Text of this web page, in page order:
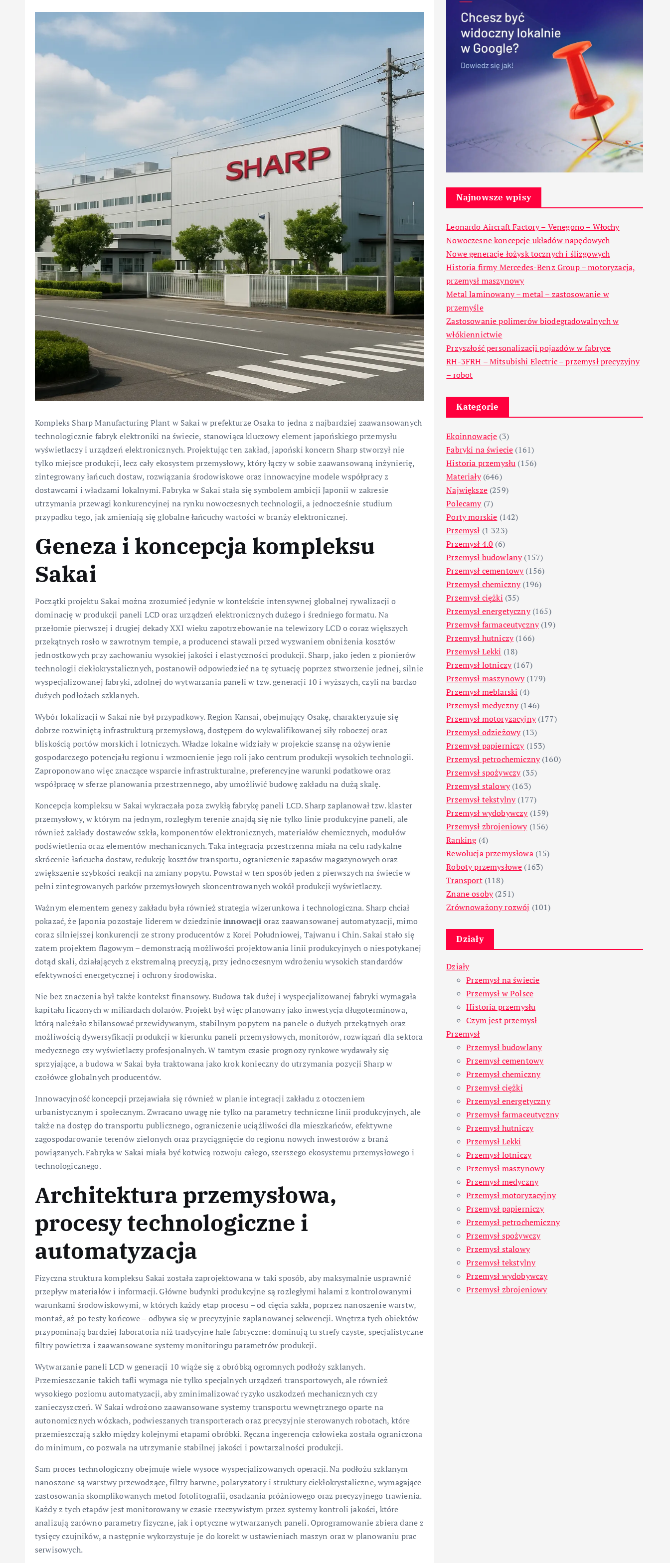
Kompleks Sharp Manufacturing Plant w Sakai w prefekturze Osaka to jedna z najbardziej zaawansowanych
technologicznie fabryk elektroniki na świecie, stanowiąca kluczowy element japońskiego przemysłu
wyświetlaczy i urządzeń elektronicznych. Projektując ten zakład, japoński koncern Sharp stworzył nie
tylko miejsce produkcji, lecz cały ekosystem przemysłowy, który łączy w sobie zaawansowaną inżynierię,
zintegrowany łańcuch dostaw, rozwiązania środowiskowe oraz innowacyjne modele współpracy z
dostawcami i władzami lokalnymi. Fabryka w Sakai stała się symbolem ambicji Japonii w zakresie
utrzymania przewagi konkurencyjnej na rynku nowoczesnych technologii, a jednocześnie studium
przypadku tego, jak zmieniają się globalne łańcuchy wartości w branży elektronicznej.
Geneza i koncepcja kompleksu
Sakai
Początki projektu Sakai można zrozumieć jedynie w kontekście intensywnej globalnej rywalizacji o
dominację w produkcji paneli LCD oraz urządzeń elektronicznych dużego i średniego formatu. Na
przełomie pierwszej i drugiej dekady XXI wieku zapotrzebowanie na telewizory LCD o coraz większych
przekątnych rosło w zawrotnym tempie, a producenci stawali przed wyzwaniem obniżenia kosztów
jednostkowych przy zachowaniu wysokiej jakości i elastyczności produkcji. Sharp, jako jeden z pionierów
technologii ciekłokrystalicznych, postanowił odpowiedzieć na tę sytuację poprzez stworzenie jednej, silnie
wyspecjalizowanej fabryki, zdolnej do wytwarzania paneli w tzw. generacji 10 i wyższych, czyli na bardzo
dużych podłożach szklanych.
Wybór lokalizacji w Sakai nie był przypadkowy. Region Kansai, obejmujący Osakę, charakteryzuje się
dobrze rozwiniętą infrastrukturą przemysłową, dostępem do wykwalifikowanej siły roboczej oraz
bliskością portów morskich i lotniczych. Władze lokalne widziały w projekcie szansę na ożywienie
gospodarczego potencjału regionu i wzmocnienie jego roli jako centrum produkcji wysokich technologii.
Zaproponowano więc znaczące wsparcie infrastrukturalne, preferencyjne warunki podatkowe oraz
współpracę w sferze planowania przestrzennego, aby umożliwić budowę zakładu na dużą skalę.
Koncepcja kompleksu w Sakai wykraczała poza zwykłą fabrykę paneli LCD. Sharp zaplanował tzw. klaster
przemysłowy, w którym na jednym, rozległym terenie znajdą się nie tylko linie produkcyjne paneli, ale
również zakłady dostawców szkła, komponentów elektronicznych, materiałów chemicznych, modułów
podświetlenia oraz elementów mechanicznych. Taka integracja przestrzenna miała na celu radykalne
skrócenie łańcucha dostaw, redukcję kosztów transportu, ograniczenie zapasów magazynowych oraz
zwiększenie szybkości reakcji na zmiany popytu. Powstał w ten sposób jeden z pierwszych na świecie w
pełni zintegrowanych parków przemysłowych skoncentrowanych wokół produkcji wyświetlaczy.
Ważnym elementem genezy zakładu była również strategia wizerunkowa i technologiczna. Sharp chciał
pokazać, że Japonia pozostaje liderem w dziedzinieinnowacji oraz zaawansowanej automatyzacji, mimo
coraz silniejszej konkurencji ze strony producentów z Korei Południowej, Tajwanu i Chin. Sakai stało się
zatem projektem flagowym – demonstracją możliwości projektowania linii produkcyjnych o niespotykanej
dotąd skali, działających z ekstremalną precyzją, przy jednoczesnym wdrożeniu wysokich standardów
efektywności energetycznej i ochrony środowiska.
Nie bez znaczenia był także kontekst finansowy. Budowa tak dużej i wyspecjalizowanej fabryki wymagała
kapitału liczonych w miliardach dolarów. Projekt był więc planowany jako inwestycja długoterminowa,
którą należało zbilansować przewidywanym, stabilnym popytem na panele o dużych przekątnych oraz
możliwością dywersyfikacji produkcji w kierunku paneli przemysłowych, monitorów, rozwiązań dla sektora
medycznego czy wyświetlaczy profesjonalnych. W tamtym czasie prognozy rynkowe wydawały się
sprzyjające, a budowa w Sakai była traktowana jako krok konieczny do utrzymania pozycji Sharp w
czołówce globalnych producentów.
Innowacyjność koncepcji przejawiała się również w planie integracji zakładu z otoczeniem
urbanistycznym i społecznym. Zwracano uwagę nie tylko na parametry techniczne linii produkcyjnych, ale
także na dostęp do transportu publicznego, ograniczenie uciążliwości dla mieszkańców, efektywne
zagospodarowanie terenów zielonych oraz przyciągnięcie do regionu nowych inwestorów z branż
powiązanych. Fabryka w Sakai miała być kotwicą rozwoju całego, szerszego ekosystemu przemysłowego i
technologicznego.
Architektura przemysłowa,
procesy technologiczne i
automatyzacja
Fizyczna struktura kompleksu Sakai została zaprojektowana w taki sposób, aby maksymalnie usprawnić
przepływ materiałów i informacji. Główne budynki produkcyjne są rozległymi halami z kontrolowanymi
warunkami środowiskowymi, w których każdy etap procesu – od cięcia szkła, poprzez nanoszenie warstw,
montaż, aż po testy końcowe – odbywa się w precyzyjnie zaplanowanej sekwencji. Wnętrza tych obiektów
przypominają bardziej laboratoria niż tradycyjne hale fabryczne: dominują tu strefy czyste, specjalistyczne
filtry powietrza i zaawansowane systemy monitoringu parametrów produkcji.
Wytwarzanie paneli LCD w generacji 10 wiąże się z obróbką ogromnych podłoży szklanych.
Przemieszczanie takich tafli wymaga nie tylko specjalnych urządzeń transportowych, ale również
wysokiego poziomu automatyzacji, aby zminimalizować ryzyko uszkodzeń mechanicznych czy
zanieczyszczeń. W Sakai wdrożono zaawansowane systemy transportu wewnętrznego oparte na
autonomicznych wózkach, podwieszanych transporterach oraz precyzyjnie sterowanych robotach, które
przemieszczają szkło między kolejnymi etapami obróbki. Ręczna ingerencja człowieka została ograniczona
do minimum, co pozwala na utrzymanie stabilnej jakości i powtarzalności produkcji.
Sam proces technologiczny obejmuje wiele wysoce wyspecjalizowanych operacji. Na podłożu szklanym
nanoszone są warstwy przewodzące, filtry barwne, polaryzatory i struktury ciekłokrystaliczne, wymagające
zastosowania skomplikowanych metod fotolitografii, osadzania próżniowego oraz precyzyjnego trawienia.
Każdy z tych etapów jest monitorowany w czasie rzeczywistym przez systemy kontroli jakości, które
analizują zarówno parametry fizyczne, jak i optyczne wytwarzanych paneli. Oprogramowanie zbiera dane z
tysięcy czujników, a następnie wykorzystuje je do korekt w ustawieniach maszyn oraz w planowaniu prac
serwisowych.
Najnowsze wpisy
Leonardo Aircraft Factory – Venegono – Włochy
Nowoczesne koncepcje układów napędowych
Nowe generacje łożysk tocznych i ślizgowych
Historia firmy Mercedes-Benz Group – motoryzacja,
przemysł maszynowy
Metal laminowany – metal – zastosowanie w
przemyśle
Zastosowanie polimerów biodegradowalnych w
włókiennictwie
Przyszłość personalizacji pojazdów w fabryce
RH-3FRH – Mitsubishi Electric – przemysł precyzyjny
– robot
Kategorie
Ekoinnowacje (3)
Fabryki na świecie (161)
Historia przemysłu (156)
Materiały(646)
Największe(259)
Polecamy(7)
Porty morskie (142)
Przemysł (1 323)
Przemysł 4.0 (6)
Przemysł budowlany(157)
Przemysł cementowy(156)
Przemysł chemiczny(196)
Przemysł ciężki (35)
Przemysł energetyczny(165)
Przemysł farmaceutyczny(19)
Przemysł hutniczy(166)
Przemysł Lekki (18)
Przemysł lotniczy(167)
Przemysł maszynowy(179)
Przemysł meblarski (4)
Przemysł medyczny(146)
Przemysł motoryzacyjny(177)
Przemysł odzieżowy(13)
Przemysł papierniczy(153)
Przemysł petrochemiczny(160)
Przemysł spożywczy(35)
Przemysł stalowy(163)
Przemysł tekstylny(177)
Przemysł wydobywczy(159)
Przemysł zbrojeniowy(156)
Ranking(4)
Rewolucja przemysłowa(15)
Roboty przemysłowe (163)
Transport(118)
Znane osoby(251)
Zrównoważony rozwój (101)
Działy
Działy
Przemysł na świecie
Przemysł w Polsce
Historia przemysłu
Czym jest przemysł
Przemysł
Przemysł budowlany
Przemysł cementowy
Przemysł chemiczny
Przemysł ciężki
Przemysł energetyczny
Przemysł farmaceutyczny
Przemysł hutniczy
Przemysł Lekki
Przemysł lotniczy
Przemysł maszynowy
Przemysł medyczny
Przemysł motoryzacyjny
Przemysł papierniczy
Przemysł petrochemiczny
Przemysł spożywczy
Przemysł stalowy
Przemysł tekstylny
Przemysł wydobywczy
Przemysł zbrojeniowy